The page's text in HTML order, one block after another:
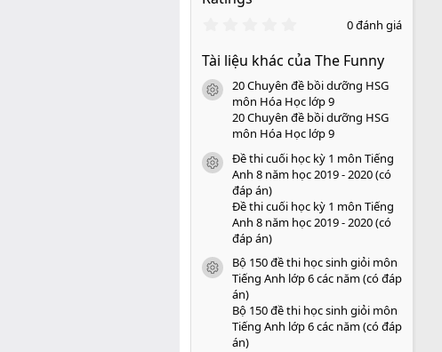
0
0
s
a
o
0 đánh giá
Tài liệu khác của The Funny
icon tài liệu
20 Chuyên đề bồi dưỡng HSG
môn Hóa Học lớp 9
20 Chuyên đề bồi dưỡng HSG
môn Hóa Học lớp 9
icon tài liệu
Đề thi cuối học kỳ 1 môn Tiếng
Anh 8 năm học 2019 - 2020 (có
đáp án)
Đề thi cuối học kỳ 1 môn Tiếng
Anh 8 năm học 2019 - 2020 (có
đáp án)
icon tài liệu
Bộ 150 đề thi học sinh giỏi môn
Tiếng Anh lớp 6 các năm (có đáp
án)
Bộ 150 đề thi học sinh giỏi môn
Tiếng Anh lớp 6 các năm (có đáp
án)